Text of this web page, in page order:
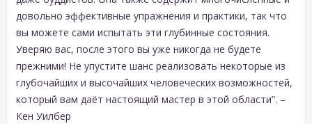
довольно эффективные упражнения и практики, так что
вы можете сами испытать эти глубинные состояния.
Уверяю вас, после этого вы уже никогда не будете
прежними! Не упустите шанс реализовать некоторые из
глубочайших и высочайших человеческих возможностей,
который вам даёт настоящий мастер в этой области”. –
Кен Уилбер